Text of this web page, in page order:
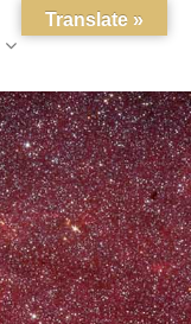
Translate »